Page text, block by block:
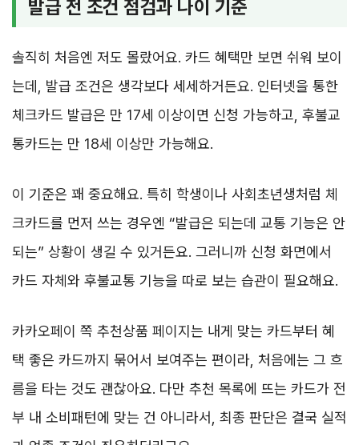
발급 전 조건 점검과 나이 기준
솔직히 처음엔 저도 몰랐어요. 카드 혜택만 보면 쉬워 보이
는데, 발급 조건은 생각보다 세세하거든요. 인터넷을 통한
체크카드 발급은 만 17세 이상이면 신청 가능하고, 후불교
통카드는 만 18세 이상만 가능해요.
이 기준은 꽤 중요해요. 특히 학생이나 사회초년생처럼 체
크카드를 먼저 쓰는 경우엔 “발급은 되는데 교통 기능은 안
되는” 상황이 생길 수 있거든요. 그러니까 신청 화면에서
카드 자체와 후불교통 기능을 따로 보는 습관이 필요해요.
카카오페이 쪽 추천상품 페이지는 내게 맞는 카드부터 혜
택 좋은 카드까지 묶어서 보여주는 편이라, 처음에는 그 흐
름을 타는 것도 괜찮아요. 다만 추천 목록에 뜨는 카드가 전
부 내 소비패턴에 맞는 건 아니라서, 최종 판단은 결국 실적